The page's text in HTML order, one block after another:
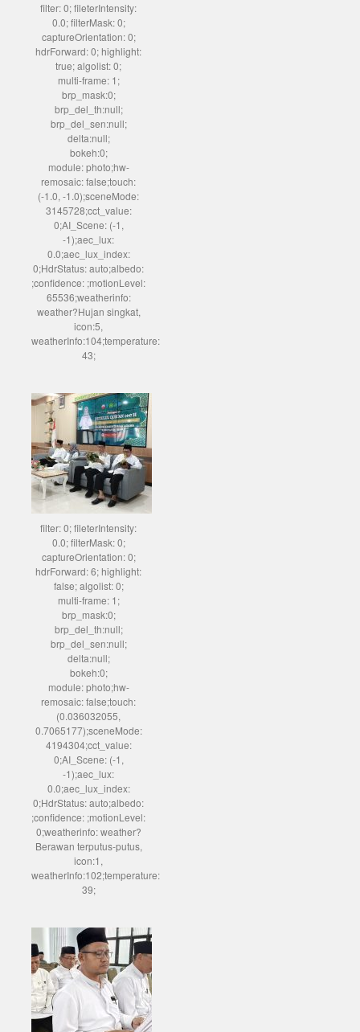
filter: 0; fileterIntensity:
0.0; filterMask: 0;
captureOrientation: 0;
hdrForward: 0; highlight:
true; algolist: 0;
multi-frame: 1;
brp_mask:0;
brp_del_th:null;
brp_del_sen:null;
delta:null;
bokeh:0;
module: photo;hw-
remosaic: false;touch:
(-1.0, -1.0);sceneMode:
3145728;cct_value:
0;AI_Scene: (-1,
-1);aec_lux:
0.0;aec_lux_index:
0;HdrStatus: auto;albedo:
;confidence: ;motionLevel:
65536;weatherinfo:
weather?Hujan singkat,
icon:5,
weatherInfo:104;temperature:
43;
filter: 0; fileterIntensity:
0.0; filterMask: 0;
captureOrientation: 0;
hdrForward: 6; highlight:
false; algolist: 0;
multi-frame: 1;
brp_mask:0;
brp_del_th:null;
brp_del_sen:null;
delta:null;
bokeh:0;
module: photo;hw-
remosaic: false;touch:
(0.036032055,
0.7065177);sceneMode:
4194304;cct_value:
0;AI_Scene: (-1,
-1);aec_lux:
0.0;aec_lux_index:
0;HdrStatus: auto;albedo:
;confidence: ;motionLevel:
0;weatherinfo: weather?
Berawan terputus-putus,
icon:1,
weatherInfo:102;temperature:
39;